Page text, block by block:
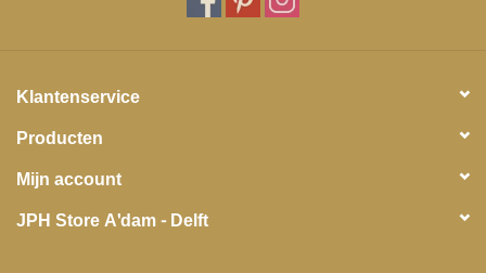
Klantenservice
Producten
Mijn account
JPH Store A'dam - Delft